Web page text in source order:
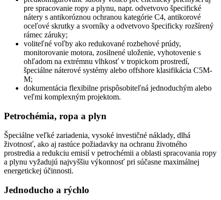
pre spracovanie ropy a plynu, napr. odvetvovo špecifické
nátery s antikoróznou ochranou kategórie C4, antikorové
oceľové skrutky a svorníky a odvetvovo špecificky rozšírený
rámec záruky;
voliteľné voľby ako redukované rozbehové prúdy,
monitorovanie motora, zosilnené uloženie, vyhotovenie s
ohľadom na extrémnu vlhkosť v tropickom prostredí,
špeciálne náterové systémy alebo offshore klasifikácia C5M-
M;
dokumentácia flexibilne prispôsobiteľná jednoduchým alebo
veľmi komplexným projektom.
Petrochémia, ropa a plyn
Špeciálne veľké zariadenia, vysoké investičné náklady, dlhá
životnosť, ako aj rastúce požiadavky na ochranu životného
prostredia a redukciu emisií v petrochémii a oblasti spracovania ropy
a plynu vyžadujú najvyššiu výkonnosť pri súčasne maximálnej
energetickej účinnosti.
Jednoducho a rýchlo